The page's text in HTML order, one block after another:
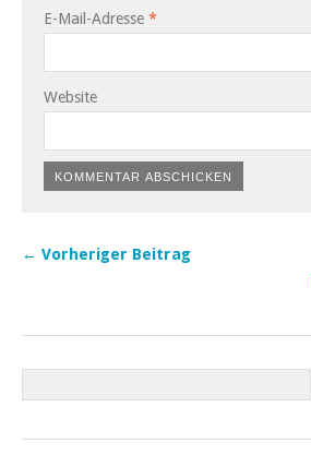
E-Mail-Adresse *
Website
← Vorheriger Beitrag